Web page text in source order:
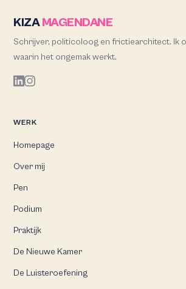
KIZAMAGENDANE
Schrijver, politicoloog en frictiearchitect. Ik
waarin het ongemak werkt.
WERK
Homepage
Over mij
Pen
Podium
Praktijk
De Nieuwe Kamer
De Luisteroefening